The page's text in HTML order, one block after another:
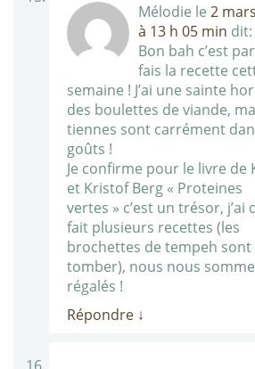
Mélodie le 2
à 13 h 05 min dit:
Bon bah c’est
fais la recette
semaine ! J’ai une sainte
des boulettes de viande,
tiennes sont carrément
goûts !
Je confirme pour le livre de
et Kristof Berg « Proteines
vertes » c’est un trésor, j’ai
fait plusieurs recettes (les
brochettes de tempeh sont
tomber), nous nous
régalés !
Répondre ↓